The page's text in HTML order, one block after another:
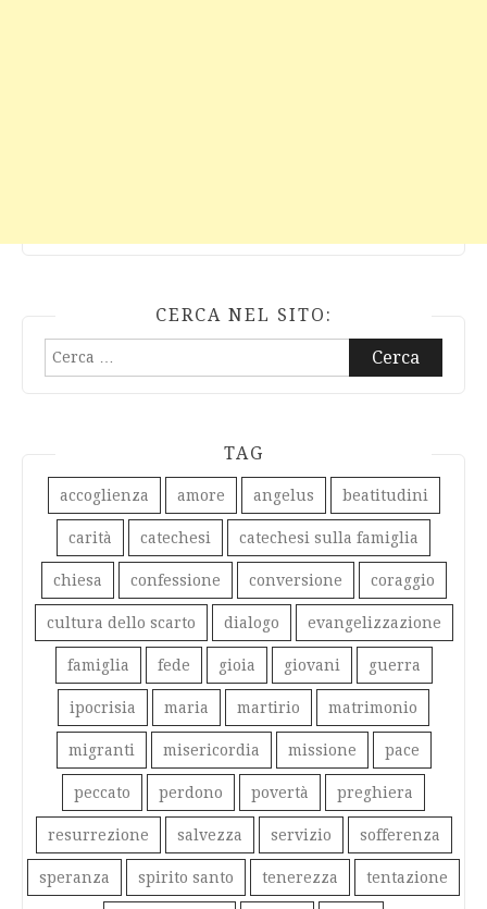
CERCA NEL SITO:
Ricerca
per:
TAG
accoglienza amore angelus beatitudini
carità catechesi catechesi sulla famiglia
chiesa confessione conversione coraggio
cultura dello scarto dialogo evangelizzazione
famiglia fede gioia giovani guerra
ipocrisia maria martirio matrimonio
migranti misericordia missione pace
peccato perdono povertà preghiera
resurrezione salvezza servizio sofferenza
speranza spirito santo tenerezza tentazione